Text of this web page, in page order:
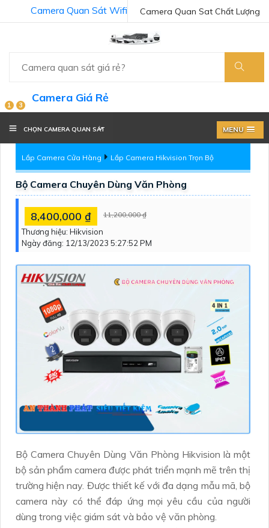
Camera Quan Sat Chất Lượng
Camera Quan Sát Wifi
1 3
Camera Giá Rẻ
CHỌN CAMERA QUAN SÁT MENU
Lắp Camera Cửa Hàng Lắp Camera Hikvision Trọn Bộ
Bộ Camera Chuyên Dùng Văn Phòng
8,400,000 ₫ 11,200,000 ₫
Thương hiệu: Hikvision
Ngày đăng: 12/13/2023 5:27:52 PM
Bộ Camera Chuyên Dùng Văn Phòng Hikvision là một
bộ sản phẩm camera được phát triển mạnh mẽ trên thị
trường hiện nay. Được thiết kế với đa dạng mẫu mã, bộ
camera này có thể đáp ứng mọi yêu cầu của người
dùng trong việc giám sát và bảo vệ văn phòng.